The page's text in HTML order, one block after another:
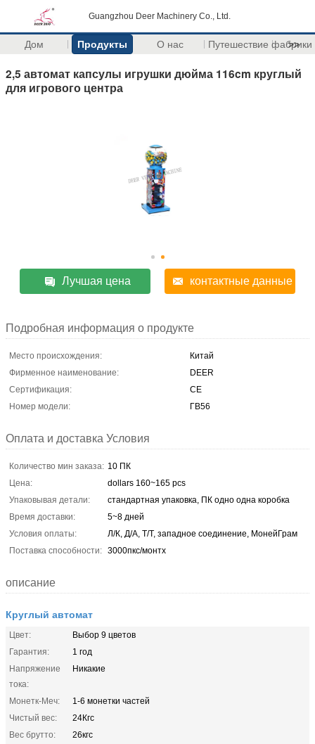
Guangzhou Deer Machinery Co., Ltd.
Дом Продукты О нас Путешествие фабрики
>>
2,5 автомат капсулы игрушки дюйма 116cm круглый
для игрового центра
Лучшая цена контактные данные
Подробная информация о продукте
Место происхождения:
Китай
Фирменное наименование:
DEER
Сертификация:
CE
Номер модели:
ГВ56
Оплата и доставка Условия
Количество мин заказа: 10 ПК
Цена:
dollars 160~165 pcs
Упаковывая детали:
стандартная упаковка, ПК одно одна коробка
Время доставки:
5~8 дней
Условия оплаты:
Л/К, Д/А, Т/Т, западное соединение, МонейГрам
Поставка способности: 3000пкс/монтх
описание
Круглый автомат
Цвет:
Выбор 9 цветов
Гарантия:
1 год
Напряжение
тока:
Никакие
Монетк-Меч:
1-6 монетки частей
Чистый вес:
24Кгс
Вес брутто:
26кгс